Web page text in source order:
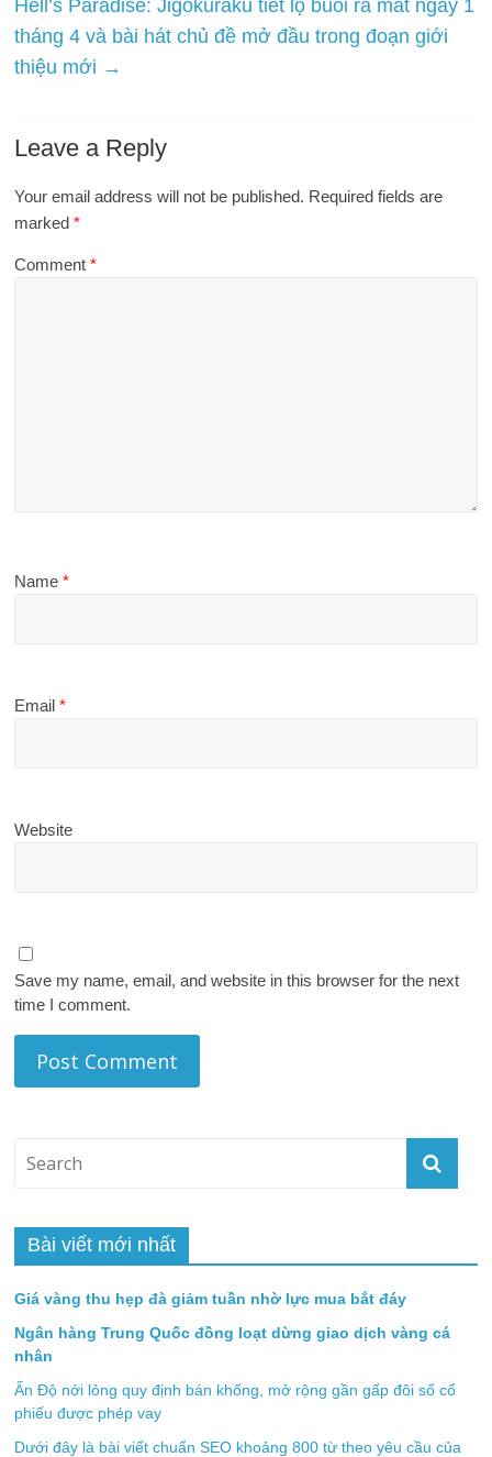
Hell’s Paradise: Jigokuraku tiết lộ buổi ra mắt ngày 1
tháng 4 và bài hát chủ đề mở đầu trong đoạn giới
thiệu mới →
Leave a Reply
Your email address will not be published. Required fields are
marked*
Comment*
Name*
Email*
Website
Save my name, email, and website in this browser for the next
time I comment.
Bài viết mới nhất
Giá vàng thu hẹp đà giảm tuần nhờ lực mua bắt đáy
Ngân hàng Trung Quốc đồng loạt dừng giao dịch vàng cá
nhân
Ấn Độ nới lỏng quy định bán khống, mở rộng gần gấp đôi số cổ
phiếu được phép vay
Dưới đây là bài viết chuẩn SEO khoảng 800 từ theo yêu cầu của